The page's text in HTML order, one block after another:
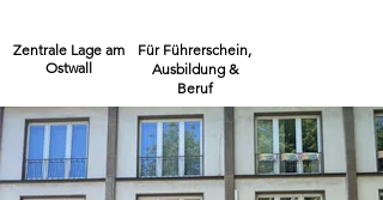
Zentrale Lage am
Ostwall
Für Führerschein,
Ausbildung &
Beruf